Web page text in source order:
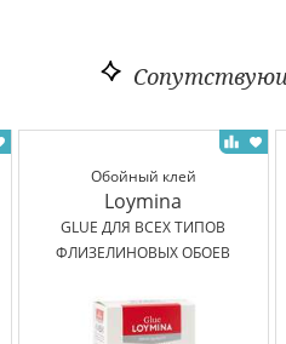
Обойный клей
Loymina
GLUE ДЛЯ ВСЕХ ТИПОВ
ФЛИЗЕЛИНОВЫХ ОБОЕВ